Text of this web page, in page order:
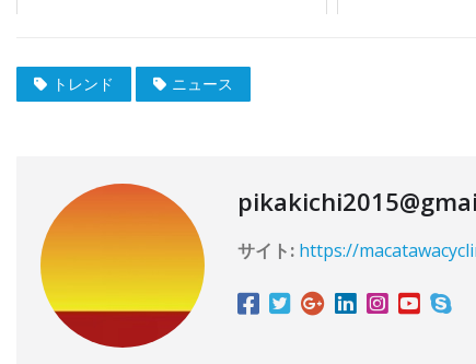
トレンド ニュース
サイト: https://